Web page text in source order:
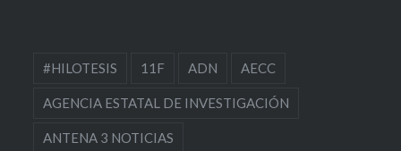
#HILOTESIS 11F ADN AECC
AGENCIA ESTATAL DE INVESTIGACIÓN
ANTENA 3 NOTICIAS